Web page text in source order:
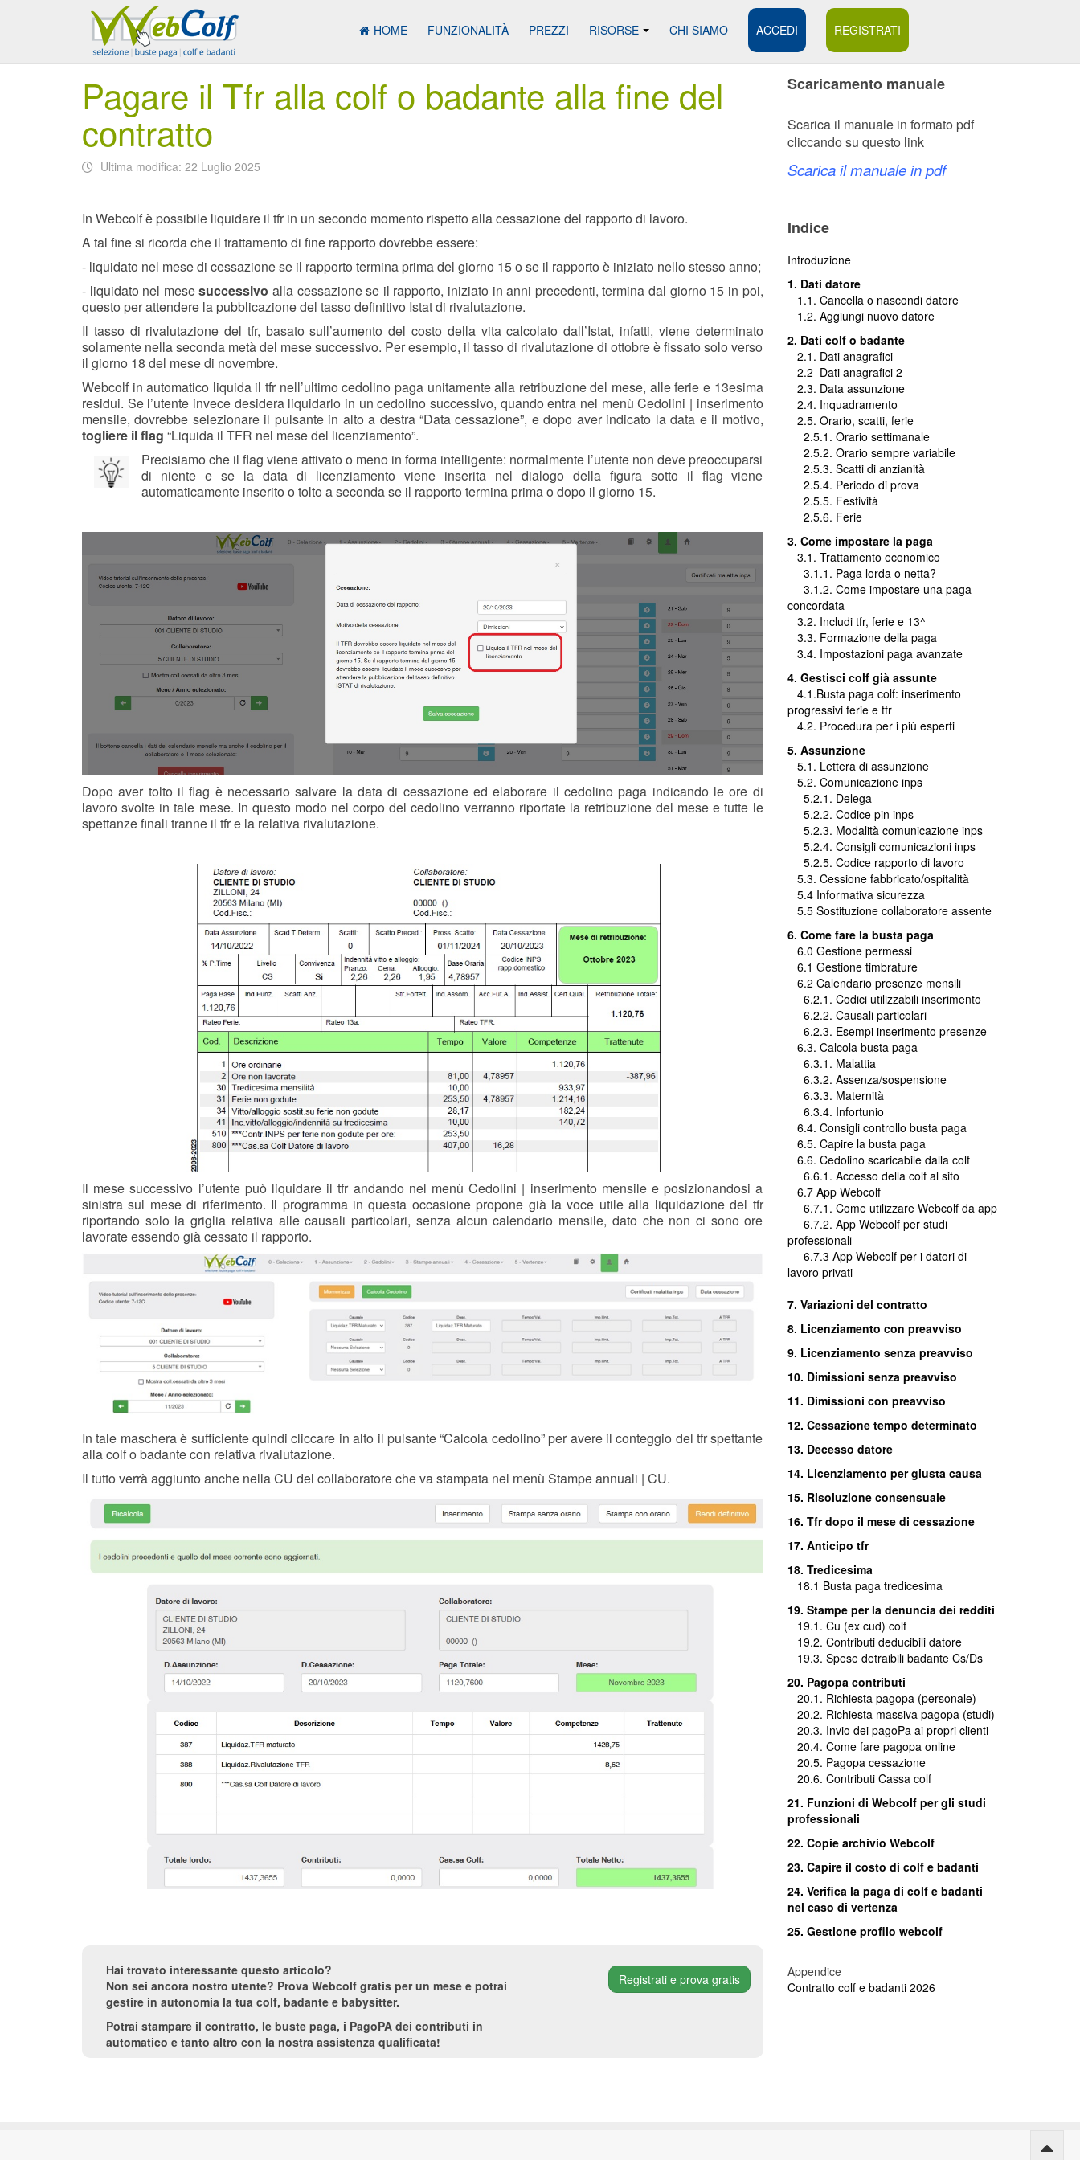
HOME FUNZIONALITÀ PREZZI RISORSE CHI SIAMO ACCEDI REGISTRATI
Pagare il Tfr alla colf o badante alla fine del
contratto
Ultima modifica: 22 Luglio 2025
In Webcolf è possibile liquidare il tfr in un secondo momento rispetto alla cessazione del rapporto di lavoro.
A tal fine si ricorda che il trattamento di fine rapporto dovrebbe essere:
- liquidato nel mese di cessazione se il rapporto termina prima del giorno 15 o se il rapporto è iniziato nello stesso anno;
- liquidato nel mesesuccessivoalla cessazione se il rapporto, iniziato in anni precedenti, termina dal giorno 15 in poi,
questo per attendere la pubblicazione del tasso definitivo Istat di rivalutazione.
Il tasso di rivalutazione del tfr, basato sull’aumento del costo della vita calcolato dall’Istat, infatti, viene determinato
solamente nella seconda metà del mese successivo. Per esempio, il tasso di rivalutazione di ottobre è fissato solo verso
il giorno 18 del mese di novembre.
Webcolf in automatico liquida il tfr nell’ultimo cedolino paga unitamente alla retribuzione del mese, alle ferie e 13esima
residui. Se l’utente invece desidera liquidarlo in un cedolino successivo, quando entra nel menù Cedolini | inserimento
mensile, dovrebbe selezionare il pulsante in alto a destra “Data cessazione”, e dopo aver indicato la data e il motivo,
togliere il flag “Liquida il TFR nel mese del licenziamento”.
Precisiamo che il flag viene attivato o meno in forma intelligente: normalmente l’utente non deve preoccuparsi
di niente e se la data di licenziamento viene inserita nel dialogo della figura sotto il flag viene
automaticamente inserito o tolto a seconda se il rapporto termina prima o dopo il giorno 15.
Dopo aver tolto il flag è necessario salvare la data di cessazione ed elaborare il cedolino paga indicando le ore di
lavoro svolte in tale mese. In questo modo nel corpo del cedolino verranno riportate la retribuzione del mese e tutte le
spettanze finali tranne il tfr e la relativa rivalutazione.
Il mese successivo l’utente può liquidare il tfr andando nel menù Cedolini | inserimento mensile e posizionandosi a
sinistra sul mese di riferimento. Il programma in questa occasione propone già la voce utile alla liquidazione del tfr
riportando solo la griglia relativa alle causali particolari, senza alcun calendario mensile, dato che non ci sono ore
lavorate essendo già cessato il rapporto.
In tale maschera è sufficiente quindi cliccare in alto il pulsante “Calcola cedolino” per avere il conteggio del tfr spettante
alla colf o badante con relativa rivalutazione.
Il tutto verrà aggiunto anche nella CU del collaboratore che va stampata nel menù Stampe annuali | CU.
Hai trovato interessante questo articolo?
Non sei ancora nostro utente? Prova Webcolf gratis per un mese e potrai
gestire in autonomia la tua colf, badante e babysitter.
Potrai stampare il contratto, le buste paga, i PagoPA dei contributi in
automatico e tanto altro con la nostra assistenza qualificata!
Registrati e prova gratis
Scaricamento manuale
Scarica il manuale in formato pdf
cliccando su questo link
Scarica il manuale in pdf
Indice
Introduzione
1. Dati datore
1.1. Cancella o nascondi datore
1.2. Aggiungi nuovo datore
2. Dati colf o badante
2.1. Dati anagrafici
2.2 Dati anagrafici 2
2.3. Data assunzione
2.4. Inquadramento
2.5. Orario, scatti, ferie
2.5.1. Orario settimanale
2.5.2. Orario sempre variabile
2.5.3. Scatti di anzianità
2.5.4. Periodo di prova
2.5.5. Festività
2.5.6. Ferie
3. Come impostare la paga
3.1. Trattamento economico
3.1.1. Paga lorda o netta?
3.1.2. Come impostare una paga
concordata
3.2. Includi tfr, ferie e 13^
3.3. Formazione della paga
3.4. Impostazioni paga avanzate
4. Gestisci colf già assunte
4.1.Busta paga colf: inserimento
progressivi ferie e tfr
4.2. Procedura per i più esperti
5. Assunzione
5.1. Lettera di assunzione
5.2. Comunicazione inps
5.2.1. Delega
5.2.2. Codice pin inps
5.2.3. Modalità comunicazione inps
5.2.4. Consigli comunicazioni inps
5.2.5. Codice rapporto di lavoro
5.3. Cessione fabbricato/ospitalità
5.4 Informativa sicurezza
5.5 Sostituzione collaboratore assente
6. Come fare la busta paga
6.0 Gestione permessi
6.1 Gestione timbrature
6.2 Calendario presenze mensili
6.2.1. Codici utilizzabili inserimento
6.2.2. Causali particolari
6.2.3. Esempi inserimento presenze
6.3. Calcola busta paga
6.3.1. Malattia
6.3.2. Assenza/sospensione
6.3.3. Maternità
6.3.4. Infortunio
6.4. Consigli controllo busta paga
6.5. Capire la busta paga
6.6. Cedolino scaricabile dalla colf
6.6.1. Accesso della colf al sito
6.7 App Webcolf
6.7.1. Come utilizzare Webcolf da app
6.7.2. App Webcolf per studi
professionali
6.7.3 App Webcolf per i datori di
lavoro privati
7. Variazioni del contratto
8. Licenziamento con preavviso
9. Licenziamento senza preavviso
10. Dimissioni senza preavviso
11. Dimissioni con preavviso
12. Cessazione tempo determinato
13. Decesso datore
14. Licenziamento per giusta causa
15. Risoluzione consensuale
16. Tfr dopo il mese di cessazione
17. Anticipo tfr
18. Tredicesima
18.1 Busta paga tredicesima
19. Stampe per la denuncia dei redditi
19.1. Cu (ex cud) colf
19.2. Contributi deducibili datore
19.3. Spese detraibili badante Cs/Ds
20. Pagopa contributi
20.1. Richiesta pagopa (personale)
20.2. Richiesta massiva pagopa (studi)
20.3. Invio dei pagoPa ai propri clienti
20.4. Come fare pagopa online
20.5. Pagopa cessazione
20.6. Contributi Cassa colf
21. Funzioni di Webcolf per gli studi
professionali
22. Copie archivio Webcolf
23. Capire il costo di colf e badanti
24. Verifica la paga di colf e badanti
nel caso di vertenza
25. Gestione profilo webcolf
Appendice
Contratto colf e badanti 2026